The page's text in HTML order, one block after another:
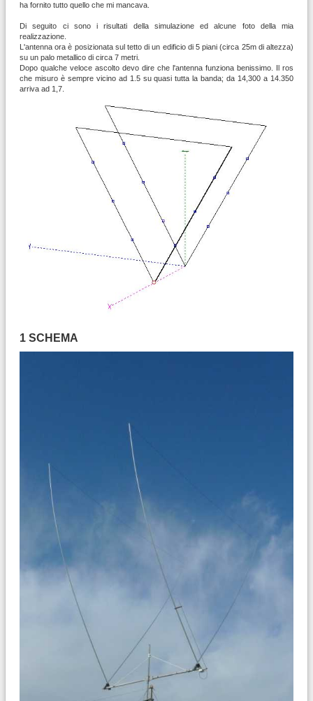
ha fornito tutto quello che mi mancava.
Di seguito ci sono i risultati della simulazione ed alcune foto della mia
realizzazione.
L'antenna ora è posizionata sul tetto di un edificio di 5 piani (circa 25m di altezza)
su un palo metallico di circa 7 metri.
Dopo qualche veloce ascolto devo dire che l'antenna funziona benissimo. Il ros
che misuro è sempre vicino ad 1.5 su quasi tutta la banda; da 14,300 a 14.350
arriva ad 1,7.
1 SCHEMA